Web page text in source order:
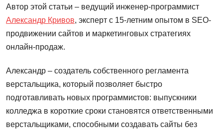
Автор этой статьи – ведущий инженер-программист
Александр Кривов, эксперт с 15-летним опытом в SEO-
продвижении сайтов и маркетинговых стратегиях
онлайн-продаж.
Александр – создатель собственного регламента
верстальщика, который позволяет быстро
подготавливать новых программистов: выпускники
колледжа в короткие сроки становятся ответственными
верстальщиками, способными создавать сайты без